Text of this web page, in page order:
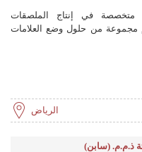
متخصصة في إنتاج الملصقات
مجموعة من حلول وضع العلامات
الرياض
ذ.م.م. (سابن)